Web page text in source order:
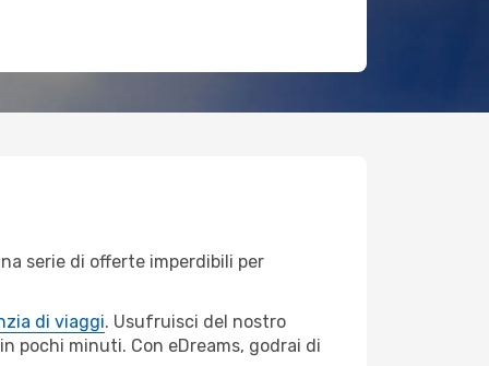
serie di offerte imperdibili per
di viaggi. Usufruisci del nostro
pochi minuti. Con eDreams, godrai di